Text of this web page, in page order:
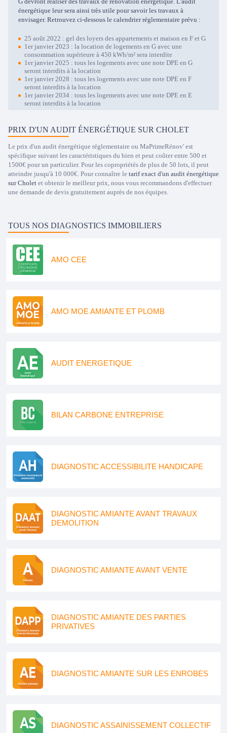
énergétique leur sera ainsi très utile pour savoir les travaux à
envisager. Retrouvez ci-dessous le calendrier réglementaire prévu :
25 août 2022 : gel des loyers des appartements et maison en F et G
1er janvier 2023 : la location de logements en G avec une
consommation supérieure à 450 kWh/m² sera interdite
1er janvier 2025 : tous les logements avec une note DPE en G
seront interdits à la location
1er janvier 2028 : tous les logements avec une note DPE en F
seront interdits à la location
1er janvier 2034 : tous les logements avec une note DPE en E
seront interdits à la location
PRIX D'UN AUDIT ÉNERGÉTIQUE SUR CHOLET
Le prix d'un audit énergétique réglementaire ou MaPrimeRénov' est
spécifique suivant les caractéristiques du bien et peut coûter entre 500 et
1500€ pour un particulier. Pour les copropriétés de plus de 50 lots, il peut
atteindre jusqu'à 10 000€. Pour connaître le tarif exact d'un audit énergétique
sur Cholet et obtenir le meilleur prix, nous vous recommandons d'effectuer
une demande de devis gratuitement auprès de nos équipes.
TOUS NOS DIAGNOSTICS IMMOBILIERS
AMO CEE
AMO MOE AMIANTE ET PLOMB
AUDIT ENERGETIQUE
BILAN CARBONE ENTREPRISE
DIAGNOSTIC ACCESSIBILITE HANDICAPE
DIAGNOSTIC AMIANTE AVANT TRAVAUX
DEMOLITION
DIAGNOSTIC AMIANTE AVANT VENTE
DIAGNOSTIC AMIANTE DES PARTIES
PRIVATIVES
DIAGNOSTIC AMIANTE SUR LES ENROBES
DIAGNOSTIC ASSAINISSEMENT COLLECTIF